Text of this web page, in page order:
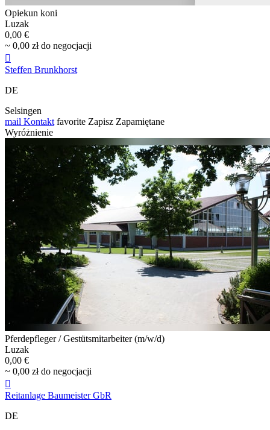
Opiekun koni
Luzak
0,00 €
~ 0,00 zł do negocjacji

Steffen Brunkhorst
DE
Selsingen
mail Kontakt favorite Zapisz Zapamiętane
Wyróżnienie
Pferdepfleger / Gestütsmitarbeiter (m/w/d)
Luzak
0,00 €
~ 0,00 zł do negocjacji

Reitanlage Baumeister GbR
DE